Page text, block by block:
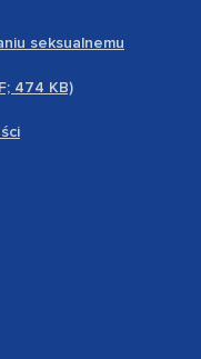
seksualnemu
474 KB)